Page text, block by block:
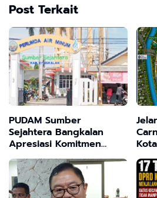
Post Terkait
PUDAM Sumber
Sejahtera Bangkalan
Apresiasi Komitmen
Bupati dan Ketua TP
PKK Dukung Program
Prioritas Nasional